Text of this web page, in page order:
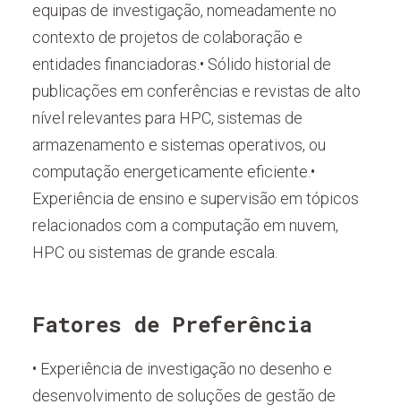
equipas de investigação, nomeadamente no
contexto de projetos de colaboração e
entidades financiadoras.• Sólido historial de
publicações em conferências e revistas de alto
nível relevantes para HPC, sistemas de
armazenamento e sistemas operativos, ou
computação energeticamente eficiente.•
Experiência de ensino e supervisão em tópicos
relacionados com a computação em nuvem,
HPC ou sistemas de grande escala.
Fatores de Preferência
• Experiência de investigação no desenho e
desenvolvimento de soluções de gestão de